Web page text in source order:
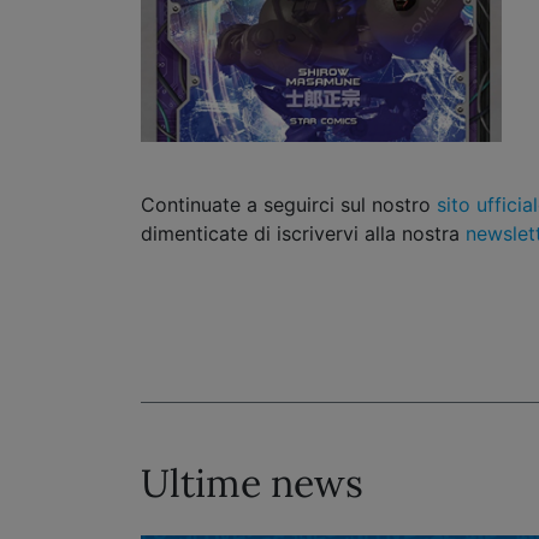
Continuate a seguirci sul nostro sito
dimenticate di iscrivervi alla nostra
Ultime news